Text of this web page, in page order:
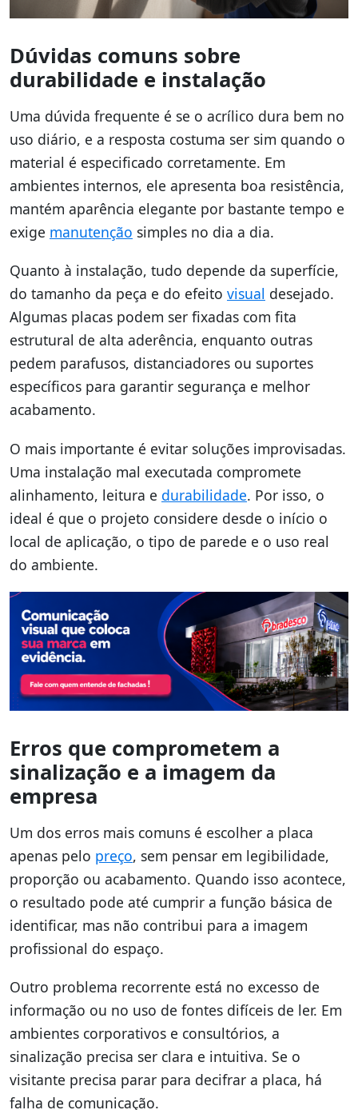
Dúvidas comuns sobre
durabilidade e instalação
Uma dúvida frequente é se o acrílico dura bem no
uso diário, e a resposta costuma ser sim quando o
material é especificado corretamente. Em
ambientes internos, ele apresenta boa resistência,
mantém aparência elegante por bastante tempo e
exige manutenção simples no dia a dia.
Quanto à instalação, tudo depende da superfície,
do tamanho da peça e do efeito visual desejado.
Algumas placas podem ser fixadas com fita
estrutural de alta aderência, enquanto outras
pedem parafusos, distanciadores ou suportes
específicos para garantir segurança e melhor
acabamento.
O mais importante é evitar soluções improvisadas.
Uma instalação mal executada compromete
alinhamento, leitura e durabilidade. Por isso, o
ideal é que o projeto considere desde o início o
local de aplicação, o tipo de parede e o uso real
do ambiente.
Erros que comprometem a
sinalização e a imagem da
empresa
Um dos erros mais comuns é escolher a placa
apenas pelo preço, sem pensar em legibilidade,
proporção ou acabamento. Quando isso acontece,
o resultado pode até cumprir a função básica de
identificar, mas não contribui para a imagem
profissional do espaço.
Outro problema recorrente está no excesso de
informação ou no uso de fontes difíceis de ler. Em
ambientes corporativos e consultórios, a
sinalização precisa ser clara e intuitiva. Se o
visitante precisa parar para decifrar a placa, há
falha de comunicação.